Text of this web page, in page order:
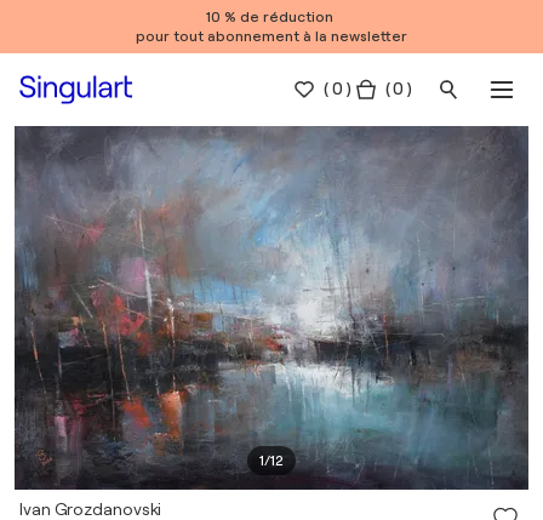
10 % de réduction
pour tout abonnement à la newsletter
(0 ) ( 0 )
1/12
Ivan Grozdanovski